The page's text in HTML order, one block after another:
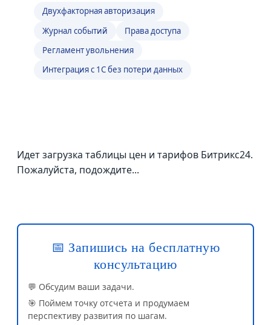
Двухфакторная авторизация
Журнал событий
Права доступа
Регламент увольнения
Интеграция с 1С без потери данных
Идет загрузка таблицы цен и тарифов Битрикс24.
Пожалуйста, подождите...
📅 Запишись на бесплатную
консультацию
💬 Обсудим ваши задачи.
🎯 Поймем точку отсчета и продумаем
перспективу развития по шагам.